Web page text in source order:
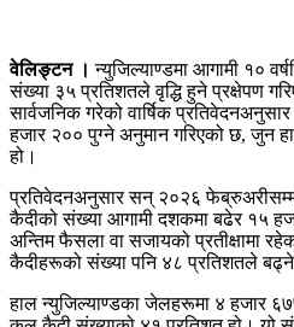
वेलिङ्टन । न्युजिल्याण्डमा आगामी १०
संख्या ३५ प्रतिशतले वृद्धि हुने प्रक्षेपण
सार्वजनिक गरेको वार्षिक
हजार २०० पुग्ने अनुमान गरिएको छ, जुन
हो।
प्रतिवेदनअनुसार सन् २०२६
कैदीको संख्या आगामी दशकमा बढेर १५
अन्तिम फैसला वा सजायको प्रतीक्षामा
कैदीहरूको संख्या पनि ४८ प्रतिशतले बढ्ने
हाल न्युजिल्याण्डका जेलहरूमा ४ हजार